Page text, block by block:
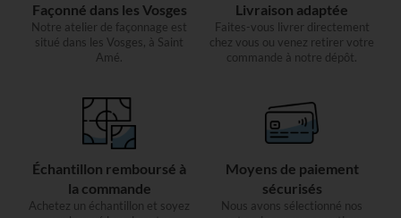
Façonné dans les Vosges
Notre atelier de façonnage est
situé dans les Vosges, à Saint
Amé.
Livraison adaptée
Faites-vous livrer directement
chez vous ou venez retirer votre
commande à notre dépôt.
Échantillon remboursé à
la commande
Achetez un échantillon et soyez
Moyens de paiement
sécurisés
Nous avons sélectionné nos